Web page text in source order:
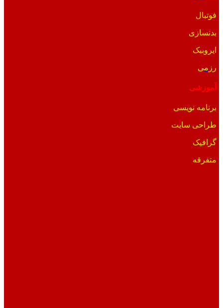
فوتبال
بدنسازی
ایروبیک
رزمی
آموزشی
برنامه نویسی
طراحی سایت
گرافیک
متفرقه